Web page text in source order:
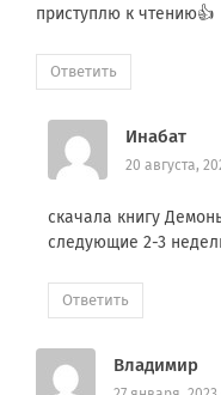
приступлю к чтению👍
Ответить
Инабат
20 августа,
скачала книгу
следующие 2-3
Ответить
Владимир